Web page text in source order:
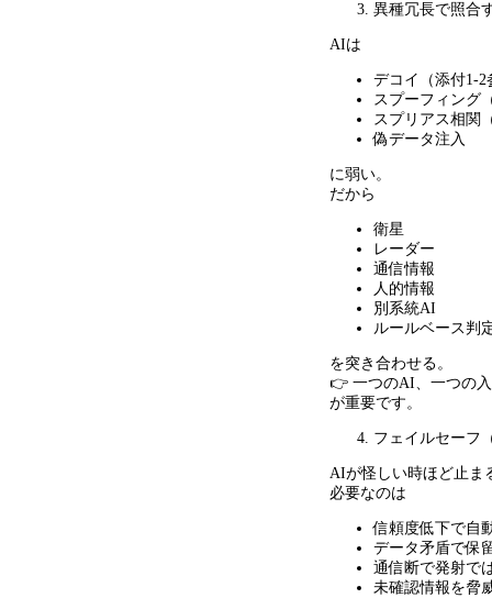
異種冗長で照合
AIは
デコイ（添付1-2
スプーフィング
スプリアス相関
偽データ注入
に弱い。
だから
衛星
レーダー
通信情報
人的情報
別系統AI
ルールベース判
を突き合わせる。
👉 一つのAI、一つの
が重要です。
フェイルセーフ
AIが怪しい時ほど止ま
必要なのは
信頼度低下で自
データ矛盾で保
通信断で発射で
未確認情報を脅